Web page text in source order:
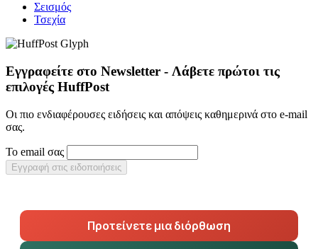
Σεισμός
Τσεχία
Εγγραφείτε στο Newsletter - Λάβετε πρώτοι τις
επιλογές HuffPost
Οι πιο ενδιαφέρουσες ειδήσεις και απόψεις καθημερινά στο e-mail
σας.
Το email σας
Εγγραφή στις ειδοποιήσεις
Προτείνετε μια διόρθωση